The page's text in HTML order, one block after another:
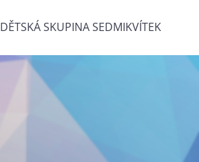
DĚTSKÁ SKUPINA SEDMIKVÍTEK